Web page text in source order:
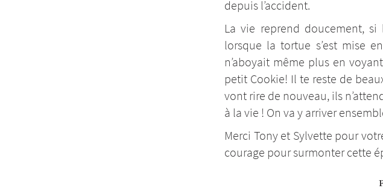
depuis l’accident.
La vie reprend doucement,
lorsque la tortue s’est mise
n’aboyait même plus en
petit Cookie! Il te reste de
vont rire de nouveau, ils
à la vie ! On va y arriver
Merci Tony et Sylvette pour
courage pour surmonter cette